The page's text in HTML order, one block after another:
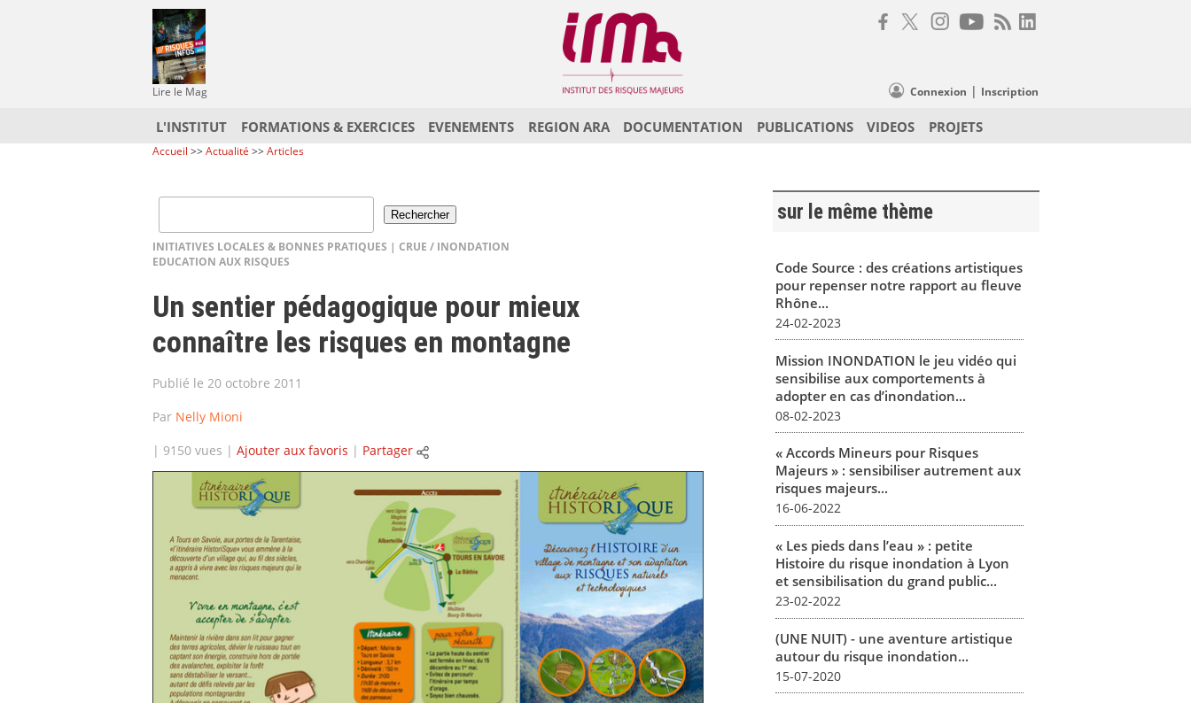
Lire le Mag Connexion | Inscription
L'INSTITUT FORMATIONS & EXERCICES EVENEMENTS REGION ARA DOCUMENTATION PUBLICATIONS VIDEOS PROJETS
Accueil >>Actualité >>Articles
INITIATIVES LOCALES & BONNES PRATIQUES | CRUE / INONDATION
EDUCATION AUX RISQUES
Un sentier pédagogique pour mieux
connaître les risques en montagne
Publié le 20 octobre 2011
Par Nelly Mioni
| 9150 vues | Ajouter aux favoris | Partager
sur le même thème
Code Source : des créations artistiques
pour repenser notre rapport au fleuve
Rhône...
24-02-2023
Mission INONDATION le jeu vidéo qui
sensibilise aux comportements à
adopter en cas d’inondation...
08-02-2023
« Accords Mineurs pour Risques
Majeurs » : sensibiliser autrement aux
risques majeurs...
16-06-2022
« Les pieds dans l’eau » : petite
Histoire du risque inondation à Lyon
et sensibilisation du grand public...
23-02-2022
(UNE NUIT) - une aventure artistique
autour du risque inondation...
15-07-2020